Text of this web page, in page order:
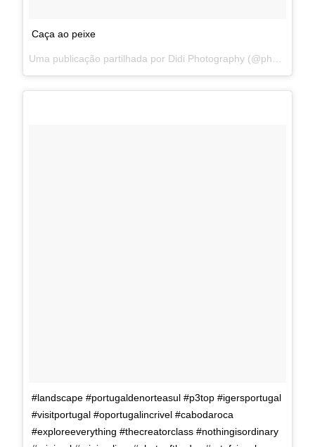
Caça ao peixe
#landscape #portugaldenorteasul #p3top #igersportugal
#visitportugal #oportugalincrivel #cabodaroca
#exploreeverything #thecreatorclass #nothingisordinary